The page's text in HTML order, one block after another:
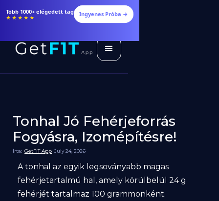
Több 1000+ elégedett tag
★★★★★ Ingyenes Próba →
Tonhal Jó Fehérjeforrás
Fogyásra, Izomépítésre!
Írta: GetFIT App July 24, 2026
A tonhal az egyik legsoványabb magas
fehérjetartalmú hal, amely körülbelül 24 g
fehérjét tartalmaz 100 grammonként.